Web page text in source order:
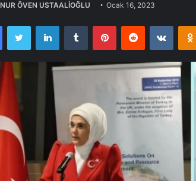
NUR ÖVEN USTAALİOĞLU Ocak 16, 2023
FacebookTwitter LinkedInTumblr PinterestReddit